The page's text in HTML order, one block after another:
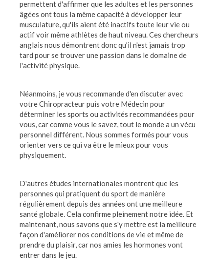
permettent d'affirmer que les adultes et les personnes
âgées ont tous la même capacité à développer leur
musculature, qu'ils aient été inactifs toute leur vie ou
actif voir même athlètes de haut niveau. Ces chercheurs
anglais nous démontrent donc qu'il n'est jamais trop
tard pour se trouver une passion dans le domaine de
l'activité physique.
Néanmoins, je vous recommande d'en discuter avec
votre Chiropracteur puis votre Médecin pour
déterminer les sports ou activités recommandées pour
vous, car comme vous le savez, tout le monde a un vécu
personnel différent. Nous sommes formés pour vous
orienter vers ce qui va être le mieux pour vous
physiquement.
D'autres études internationales montrent que les
personnes qui pratiquent du sport de manière
régulièrement depuis des années ont une meilleure
santé globale. Cela confirme pleinement notre idée. Et
maintenant, nous savons que s'y mettre est la meilleure
façon d'améliorer nos conditions de vie et même de
prendre du plaisir, car nos amies les hormones vont
entrer dans le jeu.